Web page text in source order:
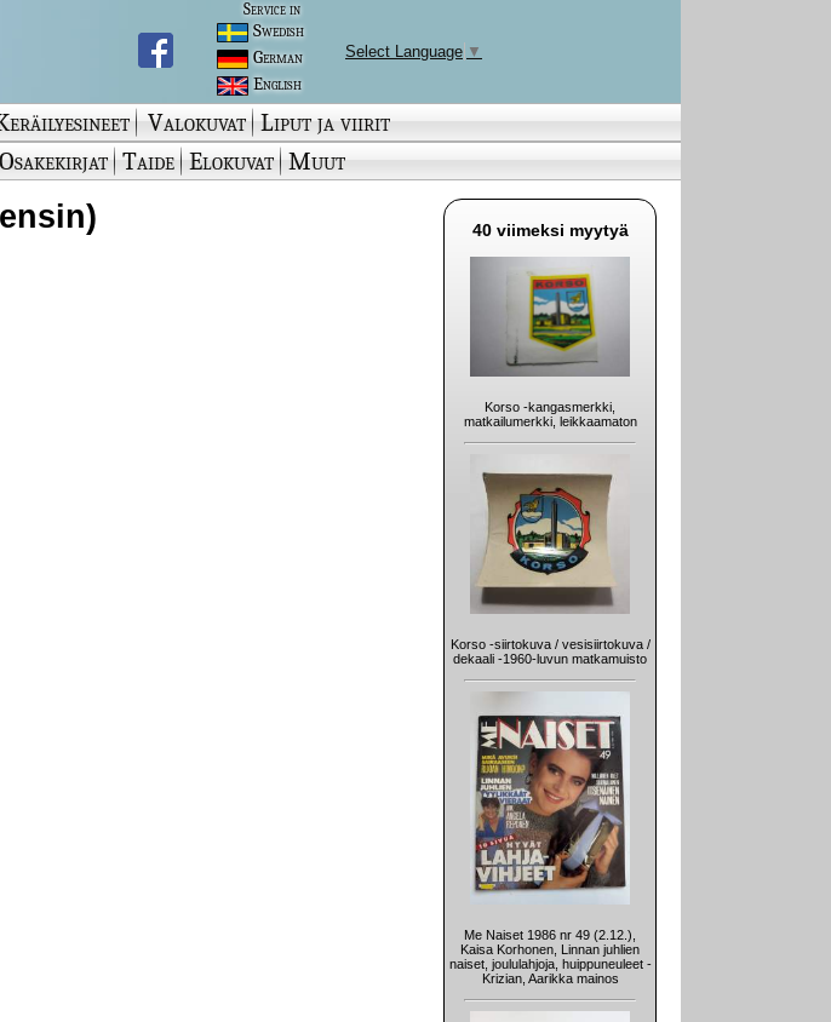
Service in
Swedish
German
English
Select Language ▼
Valokuvat Liput ja viirit
Osakekirjat Taide Elokuvat Muut
40 viimeksi myytyä
Korso -kangasmerkki,
matkailumerkki, leikkaamaton
Korso -siirtokuva / vesisiirtokuva /
dekaali -1960-luvun matkamuisto
Me Naiset 1986 nr 49 (2.12.),
Kaisa Korhonen, Linnan juhlien
naiset, joululahjoja, huippuneuleet -
Krizian, Aarikka mainos